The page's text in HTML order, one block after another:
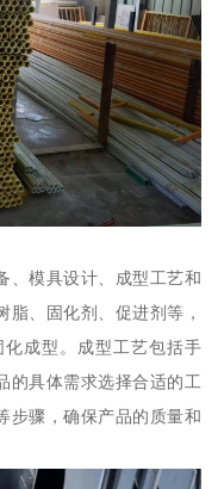
、模具设计、成型工艺和
脂、固化剂、促进剂等，
成型。成型工艺包括手
的具体需求选择合适的工
步骤，确保产品的质量和